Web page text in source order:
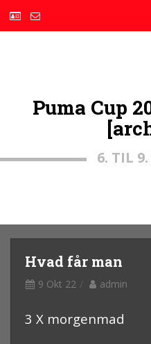
Puma Cup
6. TIL
Hvad får man
9 Okt 22 admin
3 X morgenmad